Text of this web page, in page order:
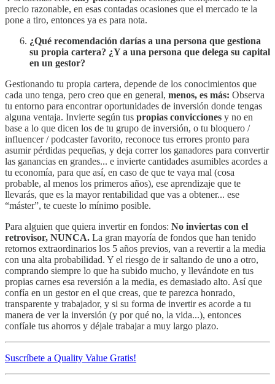
precio razonable, en esas contadas ocasiones que el mercado te la
pone a tiro, entonces ya es para nota.
¿Qué recomendación darías a una persona que gestiona
su propia cartera? ¿Y a una persona que delega su capital
en un gestor?
Gestionando tu propia cartera, depende de los conocimientos que
cada uno tenga, pero creo que en general, menos, es más: Observa
tu entorno para encontrar oportunidades de inversión donde tengas
alguna ventaja. Invierte según tus propias convicciones y no en
base a lo que dicen los de tu grupo de inversión, o tu bloquero /
influencer / podcaster favorito, reconoce tus errores pronto para
asumir pérdidas pequeñas, y deja correr los ganadores para convertir
las ganancias en grandes... e invierte cantidades asumibles acordes a
tu economía, para que así, en caso de que te vaya mal (cosa
probable, al menos los primeros años), ese aprendizaje que te
llevarás, que es la mayor rentabilidad que vas a obtener... ese
“máster”, te cueste lo mínimo posible.
Para alguien que quiera invertir en fondos: No inviertas con el
retrovisor, NUNCA. La gran mayoría de fondos que han tenido
retornos extraordinarios los 5 años previos, van a revertir a la media
con una alta probabilidad. Y el riesgo de ir saltando de uno a otro,
comprando siempre lo que ha subido mucho, y llevándote en tus
propias carnes esa reversión a la media, es demasiado alto. Así que
confía en un gestor en el que creas, que te parezca honrado,
transparente y trabajador, y si su forma de invertir es acorde a tu
manera de ver la inversión (y por qué no, la vida...), entonces
confíale tus ahorros y déjale trabajar a muy largo plazo.
Suscríbete a Quality Value Gratis!